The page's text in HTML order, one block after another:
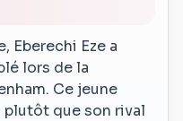
Eberechi Eze a
lors de la
Ce jeune
que son rival